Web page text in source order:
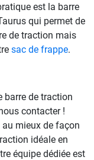
est la barre
qui permet de
de traction mais
sac de frappe.
barre de traction
contacter !
mieux de façon
idéale en
équipe dédiée est